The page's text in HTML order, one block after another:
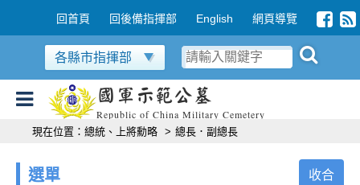
跳到主要內容區塊
回首頁 回後備指揮部 English 網頁導覽
國軍示範公墓
Republic of China Military Cemetery
各縣市指揮部
現在位置： 總統、上將勳略 > 總長．副總長
選單 收合